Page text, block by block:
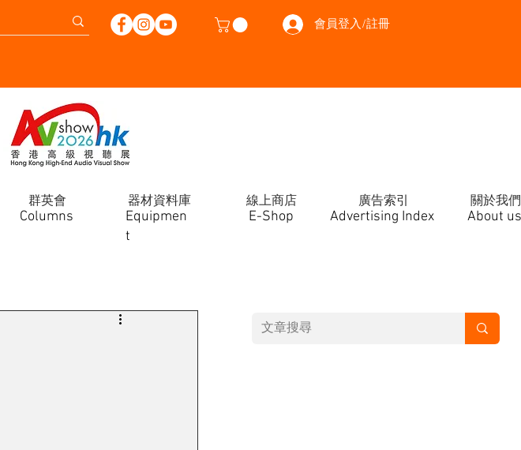
會員登入/註冊
群英會 器材資料庫 線上商店 廣告索引 關於我們
Equipmen
t
E-Shop
Columns About us
Advertising Index